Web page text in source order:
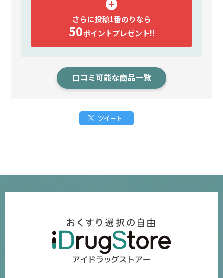
さらに投稿1番のりなら
50ポイントプレゼント!!
口コミ可能な商品一覧
ツイート